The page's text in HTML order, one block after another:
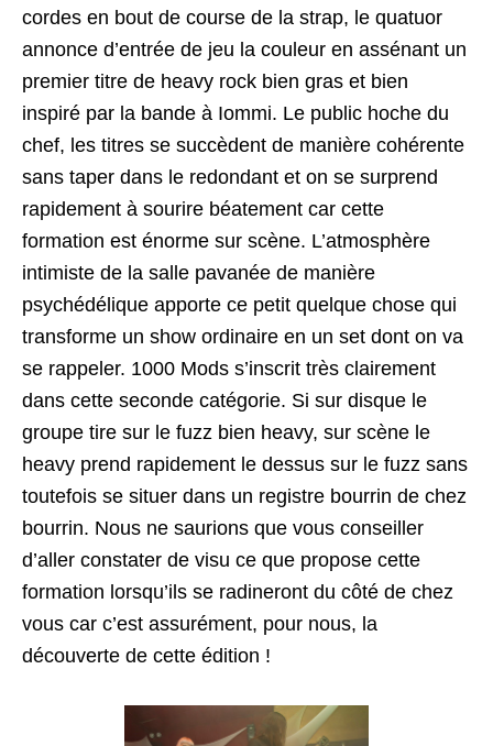
cordes en bout de course de la strap, le quatuor
annonce d’entrée de jeu la couleur en assénant un
premier titre de heavy rock bien gras et bien
inspiré par la bande à Iommi. Le public hoche du
chef, les titres se succèdent de manière cohérente
sans taper dans le redondant et on se surprend
rapidement à sourire béatement car cette
formation est énorme sur scène. L’atmosphère
intimiste de la salle pavanée de manière
psychédélique apporte ce petit quelque chose qui
transforme un show ordinaire en un set dont on va
se rappeler. 1000 Mods s’inscrit très clairement
dans cette seconde catégorie. Si sur disque le
groupe tire sur le fuzz bien heavy, sur scène le
heavy prend rapidement le dessus sur le fuzz sans
toutefois se situer dans un registre bourrin de chez
bourrin. Nous ne saurions que vous conseiller
d’aller constater de visu ce que propose cette
formation lorsqu’ils se radineront du côté de chez
vous car c’est assurément, pour nous, la
découverte de cette édition !